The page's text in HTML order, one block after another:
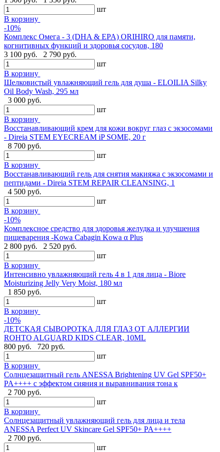
шт
В корзину
-10%
Комплекс Омега - 3 (DHA & EPA) ORIHIRO для памяти,
когнитивных функций и здоровья сосудов, 180
3 100 руб.
2 790 руб.
шт
В корзину
Шелковистый увлажняющий гель для душа - ELOILIA Silky
Oil Body Wash, 295 мл
3 000 руб.
шт
В корзину
Восстанавливающий крем для кожи вокруг глаз с экзосомами
- Direia STEM EYECREAM iP SOME, 20 г
8 700 руб.
шт
В корзину
Восстанавливающий гель для снятия макияжа с экзосомами и
пептидами - Direia STEM REPAIR CLEANSING, 1
4 500 руб.
шт
В корзину
-10%
Комплексное средство для здоровья желудка и улучшения
пищеварения -Kowa Cabagin Kowa α Plus
2 800 руб.
2 520 руб.
шт
В корзину
Интенсивно увлажняющий гель 4 в 1 для лица - Biore
Moisturizing Jelly Very Moist, 180 мл
1 850 руб.
шт
В корзину
-10%
ДЕТСКАЯ СЫВОРОТКА ДЛЯ ГЛАЗ ОТ АЛЛЕРГИИ
ROHTO ALGUARD KIDS CLEAR, 10ML
800 руб.
720 руб.
шт
В корзину
Солнцезащитный гель ANESSA Brightening UV Gel SPF50+
PA++++ с эффектом сияния и выравнивания тона к
2 700 руб.
шт
В корзину
Солнцезащитный увлажняющий гель для лица и тела
ANESSA Perfect UV Skincare Gel SPF50+ PA++++
2 700 руб.
шт